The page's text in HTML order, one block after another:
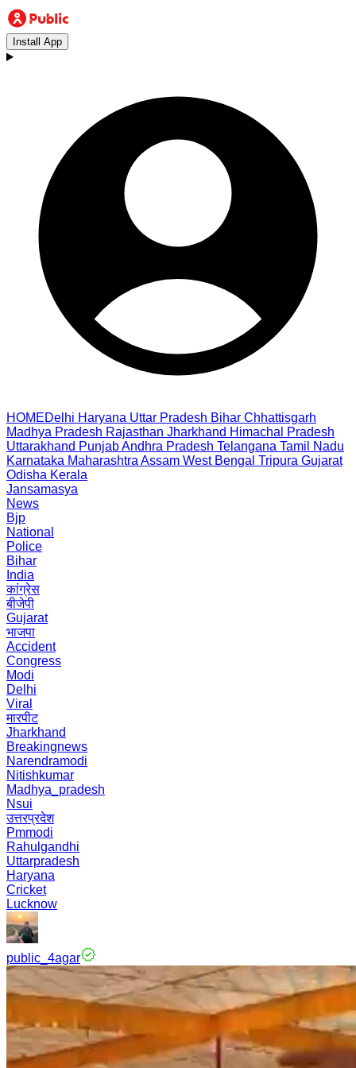
Install App
HOMEDelhi Haryana Uttar Pradesh Bihar Chhattisgarh
Madhya Pradesh Rajasthan Jharkhand Himachal Pradesh
Uttarakhand PunjabAndhra Pradesh Telangana Tamil Nadu
Karnataka Maharashtra Assam West Bengal Tripura Gujarat
Odisha Kerala
Jansamasya
News
Bjp
National
Police
Bihar
India
कांग्रेस
बीजेपी
Gujarat
भाजपा
Accident
Congress
Modi
Delhi
Viral
मारपीट
Jharkhand
Breakingnews
Narendramodi
Nitishkumar
Madhya_pradesh
Nsui
उत्तरप्रदेश
Pmmodi
Rahulgandhi
Uttarpradesh
Haryana
Cricket
Lucknow
public_4agar